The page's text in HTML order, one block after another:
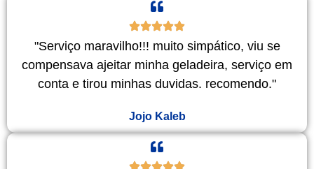
"Serviço maravilho!!! muito simpático, viu se
compensava ajeitar minha geladeira, serviço em
conta e tirou minhas duvidas. recomendo."
Jojo Kaleb